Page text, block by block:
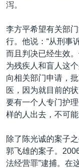
泻。
李方平希望有关部
行。他说：“从刑事
而且判决已经生效
为残疾人和盲人这
向相关部门申请，
医，因为就目前的
要有一个人专门护
样的人出去，不可
除了陈光诚的案子
郭飞雄的案子。
法经营罪”逮捕。在